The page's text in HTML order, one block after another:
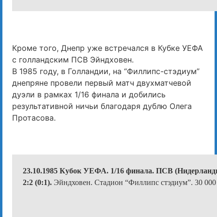
Кроме того, Днепр уже встречался в Кубке УЕФА
с голландским ПСВ Эйндховен.
В 1985 году, в Голландии, на “Филлипс-стэдиум”
днепряне провели первый матч двухматчевой
дуэли в рамках 1/16 финала и добились
результативной ничьи благодаря дублю Олега
Протасова.
23.10.1985 Кубок УЕФА. 1/16 финала. ПСВ
2:2 (0:1). Эйндховен. Стадион “Филлипс стэдиум”. 30 000